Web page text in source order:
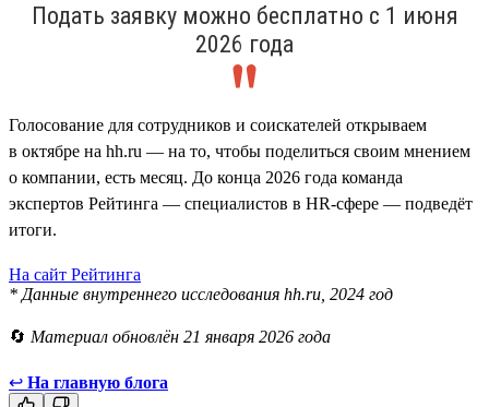
Подать заявку можно бесплатно с 1 июня
2026 года
Голосование для сотрудников и соискателей открываем
в октябре на hh.ru — на то, чтобы поделиться своим мнением
о компании, есть месяц. До конца 2026 года команда
экспертов Рейтинга — специалистов в HR-сфере — подведёт
итоги.
На сайт Рейтинга
* Данные внутреннего исследования hh.ru, 2024 год
🔄 Материал обновлён 21 января 2026 года
↩ На главную блога